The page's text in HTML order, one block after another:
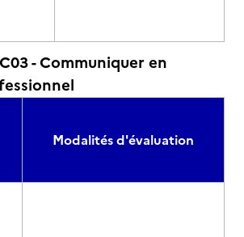
- Communiquer en
Modalités d'évaluation